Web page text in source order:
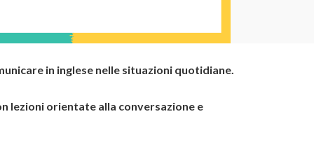
in inglese nelle situazioni quotidiane.
lezioni orientate alla conversazione e